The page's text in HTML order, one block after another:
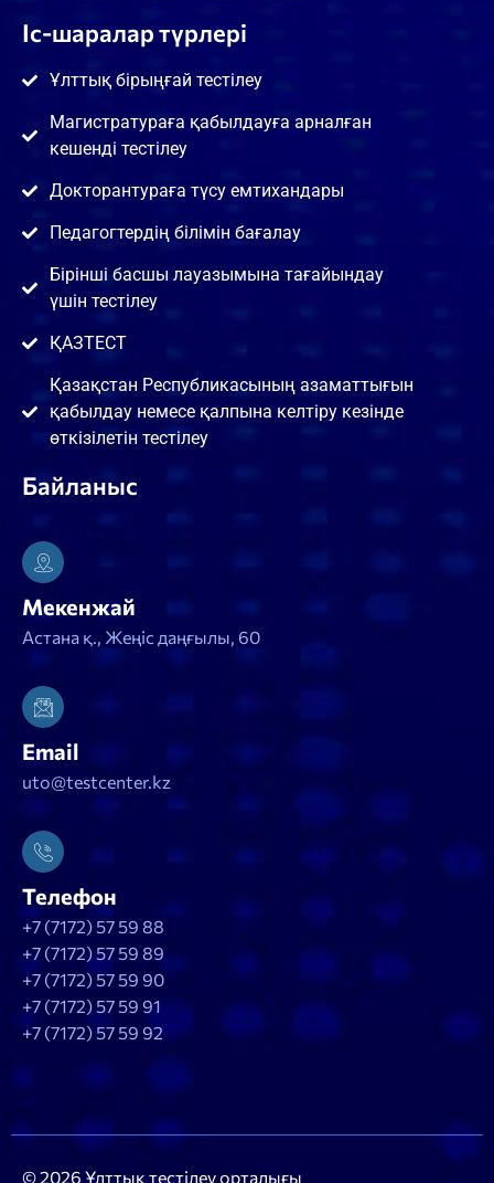
Іс-шаралар түрлері
Ұлттық бірыңғай тестілеу
Магистратураға қабылдауға арналған
кешенді тестілеу
Докторантураға түсу емтихандары
Педагогтердің білімін бағалау
Бірінші басшы лауазымына тағайындау
үшін тестілеу
ҚАЗТЕСТ
Қазақстан Республикасының азаматтығын
қабылдау немесе қалпына келтіру кезінде
өткізілетін тестілеу
Байланыс
Мекенжай
Астана қ., Жеңіс даңғылы, 60
Email
uto@testcenter.kz
Телефон
+7 (7172) 57 59 88
+7 (7172) 57 59 89
+7 (7172) 57 59 90
+7 (7172) 57 59 91
+7 (7172) 57 59 92
© 2026 Ұлттық тестілеу орталығы